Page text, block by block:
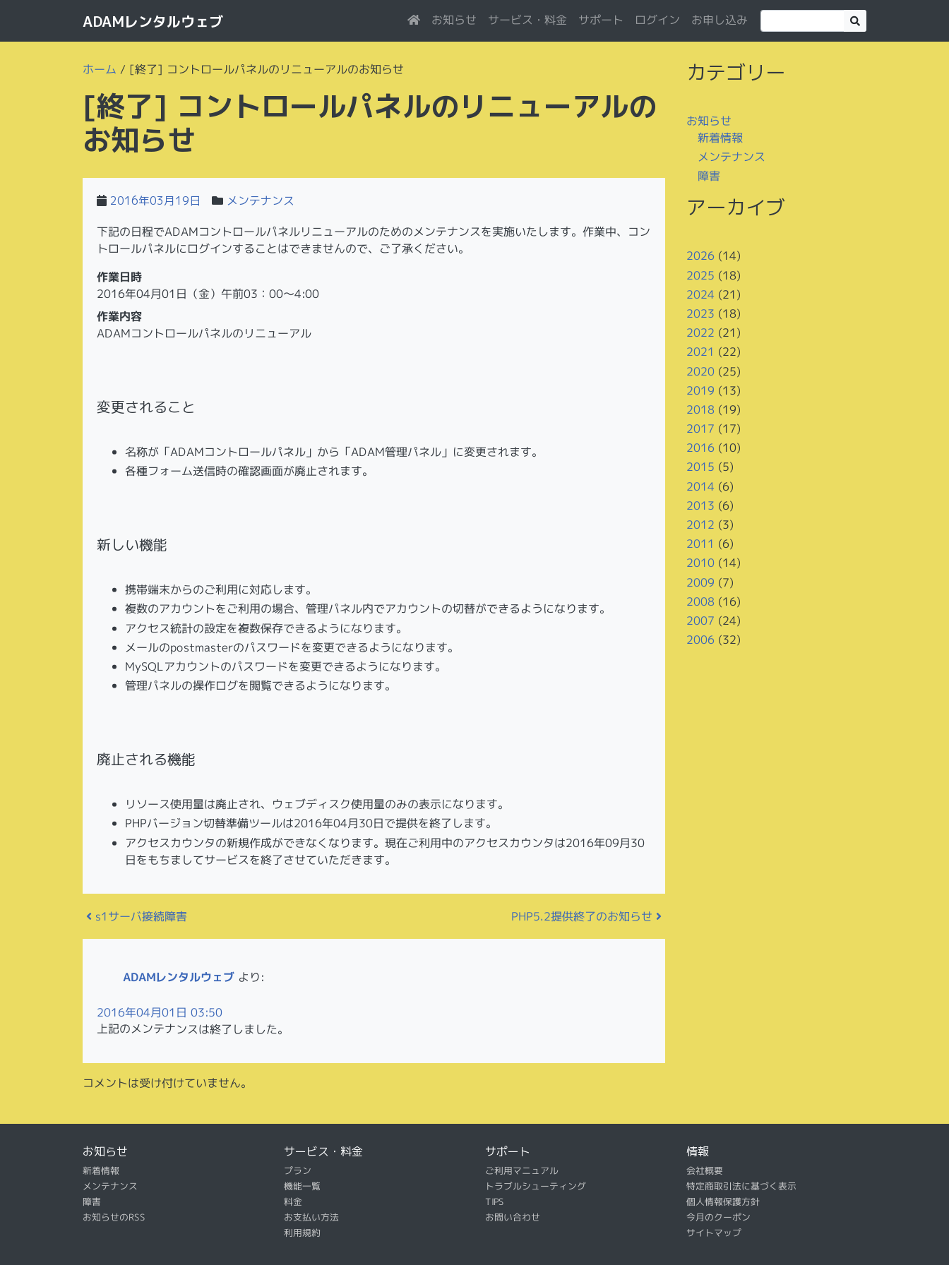
ADAMレンタルウェブ お知らせ サービス・料金 サポート ログイン お申し込み
ホーム / [終了] コントロールパネルのリニューアルのお知らせ
[終了] コントロールパネルのリニューアルの
お知らせ
2016年03月19日 メンテナンス
下記の日程でADAMコントロールパネルリニューアルのためのメンテナンスを実施いたします。作業中、コン
トロールパネルにログインすることはできませんので、ご了承ください。
作業日時
2016年04月01日（金）午前03：00～4:00
作業内容
ADAMコントロールパネルのリニューアル
変更されること
名称が「ADAMコントロールパネル」から「ADAM管理パネル」に変更されます。
各種フォーム送信時の確認画面が廃止されます。
新しい機能
携帯端末からのご利用に対応します。
複数のアカウントをご利用の場合、管理パネル内でアカウントの切替ができるようになります。
アクセス統計の設定を複数保存できるようになります。
メールのpostmasterのパスワードを変更できるようになります。
MySQLアカウントのパスワードを変更できるようになります。
管理パネルの操作ログを閲覧できるようになります。
廃止される機能
リソース使用量は廃止され、ウェブディスク使用量のみの表示になります。
PHPバージョン切替準備ツールは2016年04月30日で提供を終了します。
アクセスカウンタの新規作成ができなくなります。現在ご利用中のアクセスカウンタは2016年09月30
日をもちましてサービスを終了させていただきます。
投稿ナビゲーション
s1サーバ接続障害 PHP5.2提供終了のお知らせ
ADAMレンタルウェブ より:
2016年04月01日 03:50
上記のメンテナンスは終了しました。
コメントは受け付けていません。
カテゴリー
お知らせ
新着情報
メンテナンス
障害
アーカイブ
2026 (14)
2025 (18)
2024 (21)
2023 (18)
2022 (21)
2021 (22)
2020(25)
2019 (13)
2018 (19)
2017 (17)
2016 (10)
2015 (5)
2014 (6)
2013 (6)
2012 (3)
2011 (6)
2010(14)
2009 (7)
2008 (16)
2007 (24)
2006 (32)
お知らせ
新着情報
メンテナンス
障害
お知らせのRSS
サービス・料金
プラン
機能一覧
料金
お支払い方法
利用規約
サポート
ご利用マニュアル
トラブルシューティング
TIPS
お問い合わせ
情報
会社概要
特定商取引法に基づく表示
個人情報保護方針
今月のクーポン
サイトマップ